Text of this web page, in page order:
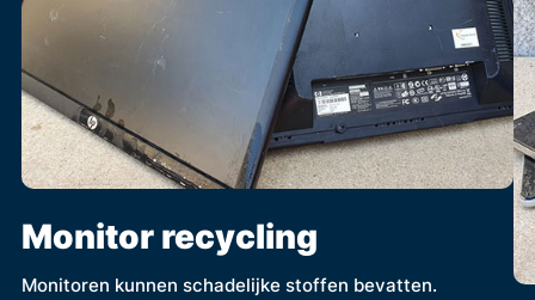
Monitor recycling
Monitoren kunnen schadelijke stoffen bevatten.